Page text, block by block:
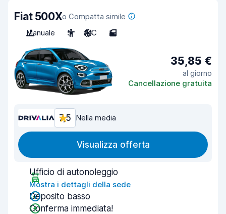
Fiat 500Xo Compatta simile
Manuale
5 A/C 5
35,85 €
al giorno
Cancellazione gratuita
7,5 Nella media
Visualizza offerta
Ufficio di autonoleggio
Mostra i dettagli della sede
Deposito basso
Conferma immediata!